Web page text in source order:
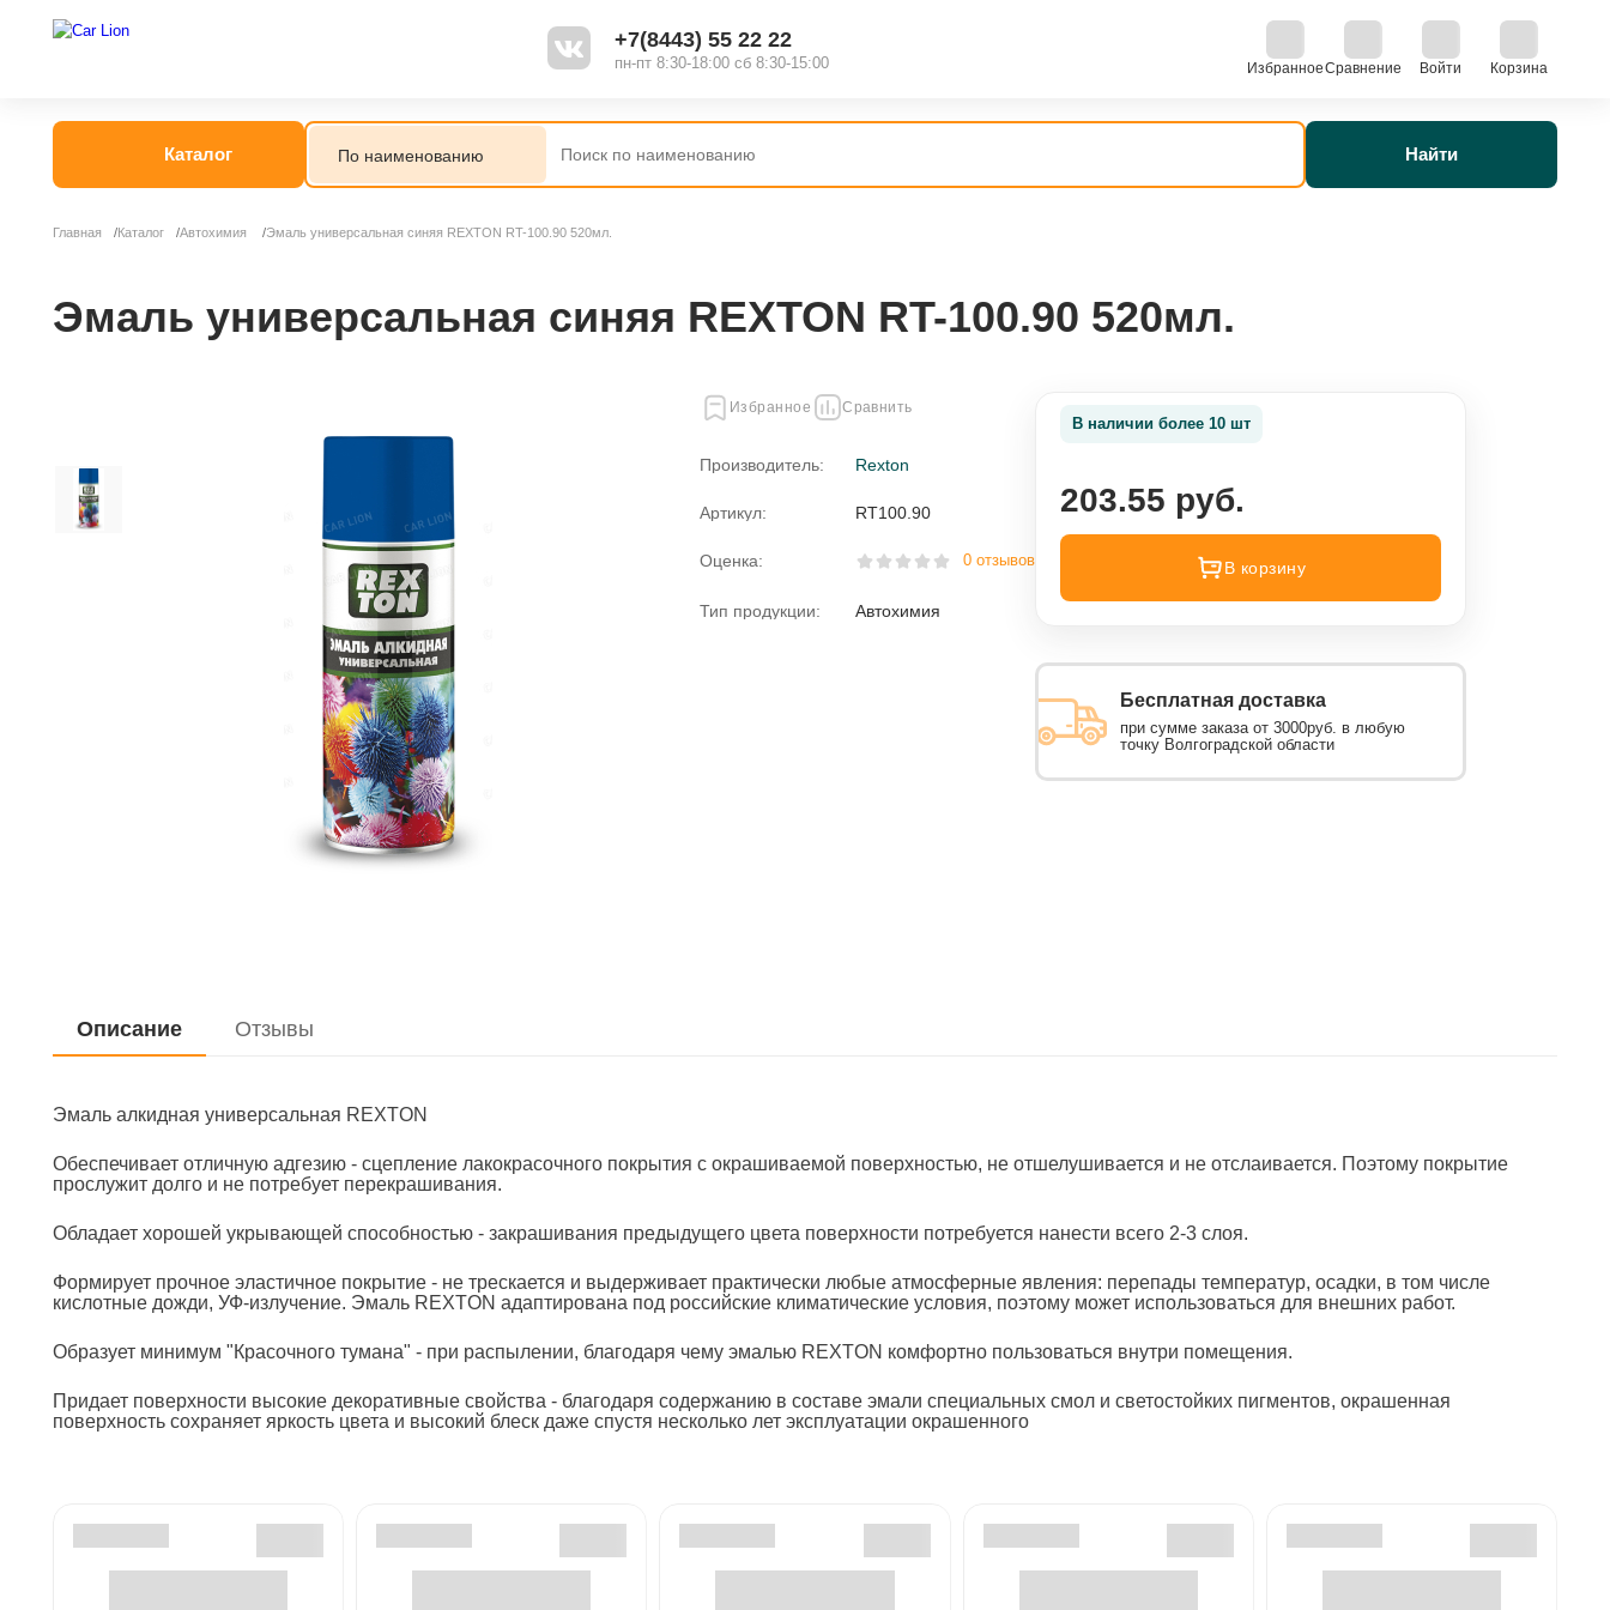
+7(8443) 55 22 22
пн-пт 8:30-18:00 сб 8:30-15:00 ИзбранноеСравнение Войти Корзина
Каталог
Антизапотеватель
Бытовая химия
Дистиллированная вода
Жидкость для розжига
Очистители
Керосин
Закрепитель резьбы
Герметики
Полироль
Присадки
Смазки
Промывки
Найти
Главная Каталог Автохимия Эмаль универсальная синяя REXTON RT-100.90 520мл.
Эмаль универсальная синяя REXTON RT-100.90 520мл.
Избранное Сравнить
Производитель: Rexton
Артикул: RT100.90
Оценка: 0 отзывов
Тип продукции: Автохимия
В наличии более 10 шт
203.55 руб.
В корзину
Бесплатная доставка
при сумме заказа от 3000руб. в любую
точку Волгоградской области
Описание Отзывы
Эмаль алкидная универсальная REXTON
Обеспечивает отличную адгезию - сцепление лакокрасочного покрытия с окрашиваемой поверхностью, не отшелушивается и не отслаивается. Поэтому покрытие
прослужит долго и не потребует перекрашивания.
Обладает хорошей укрывающей способностью - закрашивания предыдущего цвета поверхности потребуется нанести всего 2-3 слоя.
Формирует прочное эластичное покрытие - не трескается и выдерживает практически любые атмосферные явления: перепады температур, осадки, в том числе
кислотные дожди, УФ-излучение. Эмаль REXTON адаптирована под российские климатические условия, поэтому может использоваться для внешних работ.
Образует минимум "Красочного тумана" - при распылении, благодаря чему эмалью REXTON комфортно пользоваться внутри помещения.
Придает поверхности высокие декоративные свойства - благодаря содержанию в составе эмали специальных смол и светостойких пигментов, окрашенная
поверхность сохраняет яркость цвета и высокий блеск даже спустя несколько лет эксплуатации окрашенного